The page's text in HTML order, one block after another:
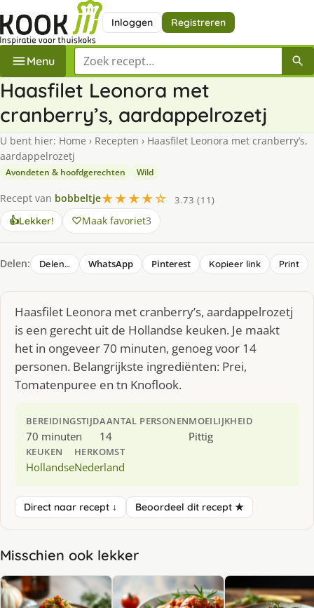
Inloggen Registreren
Menu Zoek een recept
Haasfilet Leonora met
cranberry’s, aardappelrozetj
U bent hier: Home › Recepten › Haasfilet Leonora met cranberry’s,
aardappelrozetj
Avondeten & hoofdgerechten Wild
Recept van bobbeltje★★★★☆
3.73 (11)
👍Lekker! Maak favoriet3
Delen: Delen… WhatsApp Pinterest Kopieer link Print
Haasfilet Leonora met cranberry’s, aardappelrozetj
is een gerecht uit de Hollandse keuken. Je maakt
het in ongeveer 70 minuten, genoeg voor 14
personen. Belangrijkste ingrediënten: Prei,
Tomatenpuree en tn Knoflook.
BEREIDINGSTIJD
70 minuten
AANTAL PERSONEN
14
MOEILIJKHEID
Pittig
KEUKEN
Hollandse
HERKOMST
Nederland
Direct naar recept ↓ Beoordeel dit recept ★
Misschien ook lekker